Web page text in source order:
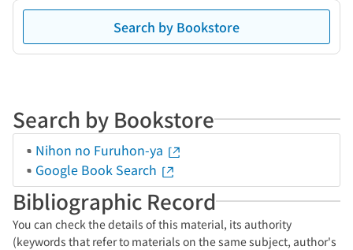
Search by Bookstore
Search by Bookstore
Nihon no Furuhon-ya
Google Book Search
Bibliographic Record
You can check the details of this material, its authority
(keywords that refer to materials on the same subject, author's